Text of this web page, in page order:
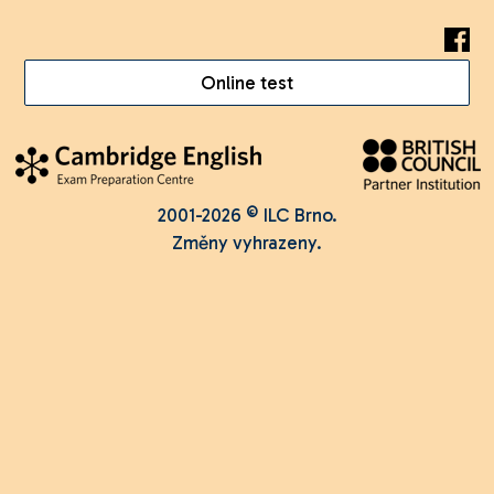
Online test
2001-2026 © ILC Brno.
Změny vyhrazeny.